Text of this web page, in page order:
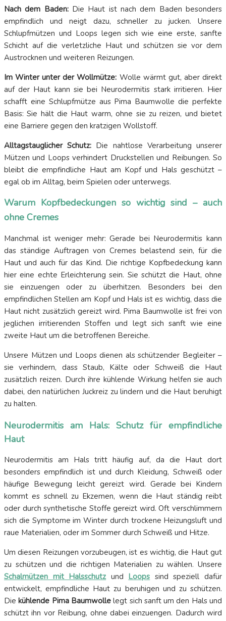
Nach dem Baden:Die Haut ist nach dem Baden besonders
empfindlich und neigt dazu, schneller zu jucken. Unsere
Schlupfmützen und Loops legen sich wie eine erste, sanfte
Schicht auf die verletzliche Haut und schützen sie vor dem
Austrocknen und weiteren Reizungen.
Im Winter unter der Wollmütze: Wolle wärmt gut, aber direkt
auf der Haut kann sie bei Neurodermitis stark irritieren. Hier
schafft eine Schlupfmütze aus Pima Baumwolle die perfekte
Basis: Sie hält die Haut warm, ohne sie zu reizen, und bietet
eine Barriere gegen den kratzigen Wollstoff.
Alltagstauglicher Schutz: Die nahtlose Verarbeitung unserer
Mützen und Loops verhindert Druckstellen und Reibungen. So
bleibt die empfindliche Haut am Kopf und Hals geschützt –
egal ob im Alltag, beim Spielen oder unterwegs.
Warum Kopfbedeckungen so wichtig sind – auch
ohne Cremes
Manchmal ist weniger mehr: Gerade bei Neurodermitis kann
das ständige Auftragen von Cremes belastend sein, für die
Haut und auch für das Kind. Die richtige Kopfbedeckung kann
hier eine echte Erleichterung sein. Sie schützt die Haut, ohne
sie einzuengen oder zu überhitzen. Besonders bei den
empfindlichen Stellen am Kopf und Hals ist es wichtig, dass die
Haut nicht zusätzlich gereizt wird. Pima Baumwolle ist frei von
jeglichen irritierenden Stoffen und legt sich sanft wie eine
zweite Haut um die betroffenen Bereiche.
Unsere Mützen und Loops dienen als schützender Begleiter –
sie verhindern, dass Staub, Kälte oder Schweiß die Haut
zusätzlich reizen. Durch ihre kühlende Wirkung helfen sie auch
dabei, den natürlichen Juckreiz zu lindern und die Haut beruhigt
zu halten.
Neurodermitis am Hals: Schutz für empfindliche
Haut
Neurodermitis am Hals tritt häufig auf, da die Haut dort
besonders empfindlich ist und durch Kleidung, Schweiß oder
häufige Bewegung leicht gereizt wird. Gerade bei Kindern
kommt es schnell zu Ekzemen, wenn die Haut ständig reibt
oder durch synthetische Stoffe gereizt wird. Oft verschlimmern
sich die Symptome im Winter durch trockene Heizungsluft und
raue Materialien, oder im Sommer durch Schweiß und Hitze.
Um diesen Reizungen vorzubeugen, ist es wichtig, die Haut gut
zu schützen und die richtigen Materialien zu wählen. Unsere
Schalmützen mit Halsschutz und Loops sind speziell dafür
entwickelt, empfindliche Haut zu beruhigen und zu schützen.
Diekühlende Pima Baumwollelegt sich sanft um den Hals und
schützt ihn vor Reibung, ohne dabei einzuengen. Dadurch wird